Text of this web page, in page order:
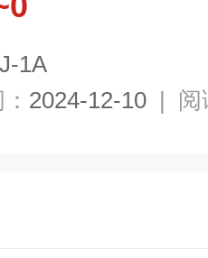
1A
2024-12-10 | 阅